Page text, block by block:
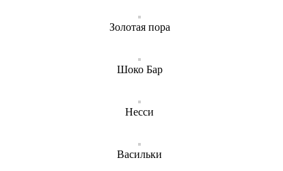
Золотая пора
Шоко Бар
Несси
Васильки